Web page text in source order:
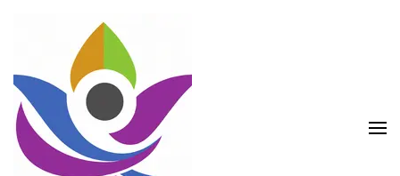
(druk
enter)